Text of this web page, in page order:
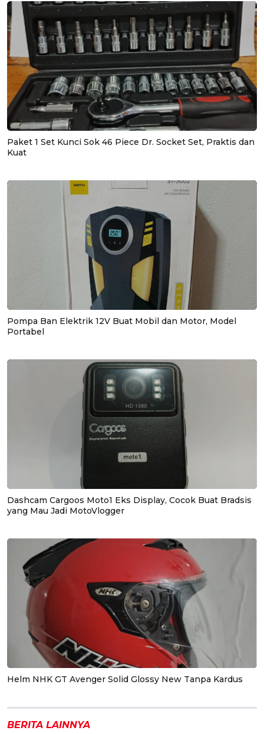
Paket 1 Set Kunci Sok 46 Piece Dr. Socket Set, Praktis dan
Kuat
Pompa Ban Elektrik 12V Buat Mobil dan Motor, Model
Portabel
Dashcam Cargoos Moto1 Eks Display, Cocok Buat Bradsis
yang Mau Jadi MotoVlogger
Helm NHK GT Avenger Solid Glossy New Tanpa Kardus
BERITA LAINNYA